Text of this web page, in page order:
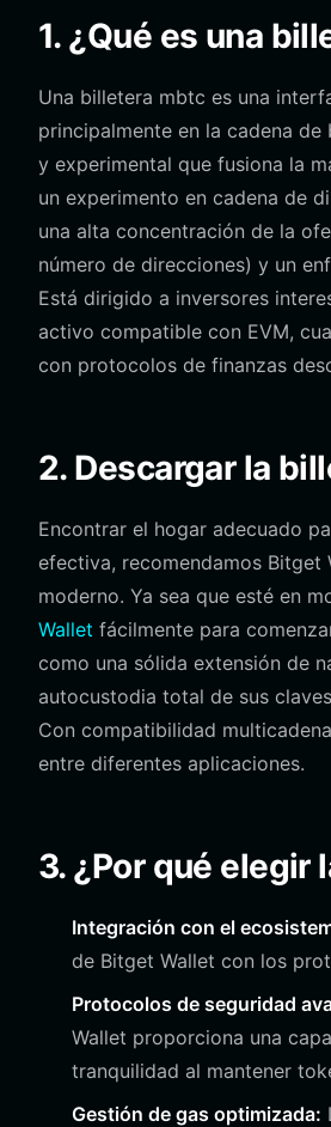
1. ¿Qué es una
Una billetera mbtc es una
principalmente en la cadena
y experimental que fusiona la
un experimento en cadena de
una alta concentración de la
número de direcciones) y un
Está dirigido a inversores
activo compatible con EVM,
con protocolos de finanzas
2. Descargar la
Encontrar el hogar adecuado
efectiva, recomendamos Bitget
moderno. Ya sea que esté en
Wallet fácilmente para
como una sólida extensión de
autocustodia total de sus
Con compatibilidad
entre diferentes aplicaciones.
3. ¿Por qué
Integración con el
de Bitget Wallet con los
Protocolos de seguridad
Wallet proporciona una
tranquilidad al mantener
Gestión de gas optimizada: